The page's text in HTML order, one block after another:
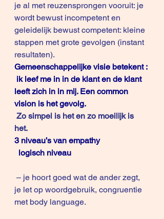
je al met reuzensprongen vooruit: je
wordt bewust incompetent en
geleidelijk bewust competent: kleine
stappen met grote gevolgen (instant
resultaten).
Gemeenschappelijke visie betekent :
ik leef me in in de klant en de klant
leeft zich in in mij. Een common
vision is het gevolg.
Zo simpel is het en zo moeilijk is
het.
3 niveau’s van empathy
logisch niveau
je let op woordgebruik, congruentie
met body language.